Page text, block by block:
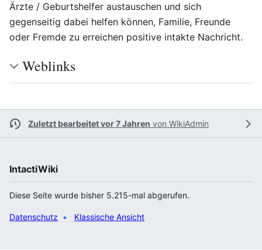
Ärzte / Geburtshelfer austauschen und sich
gegenseitig dabei helfen können, Familie, Freunde
oder Fremde zu erreichen positive intakte Nachricht.
Weblinks
Zuletzt bearbeitet vor 7 Jahren von WikiAdmin
IntactiWiki
Diese Seite wurde bisher 5.215-mal abgerufen.
Datenschutz Klassische Ansicht